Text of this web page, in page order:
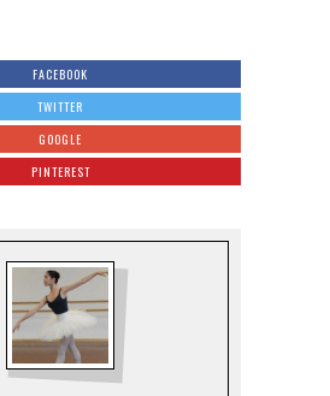
FACEBOOK
TWITTER
GOOGLE
PINTEREST